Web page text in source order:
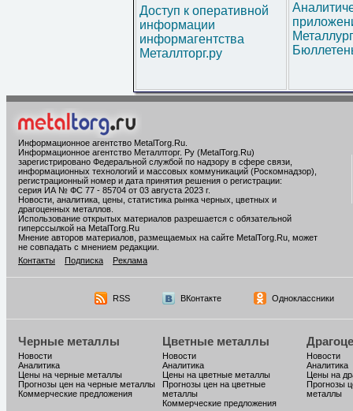
Доступ к оперативной
информации
информагентства
Металлторг.ру
Информационное агентство MetalTorg.Ru
Информационное агентство Металлторг. Ру (MetalTorg.Ru)
зарегистрировано Федеральной службой по надзору в сфере связи,
информационных технологий и массовых коммуникаций (Роскомнадзор),
регистрационный номер и дата принятия решения о регистрации:
серия ИА № ФС 77 - 85704 от 03 августа 2023 г.
Новости, аналитика, цены, статистика рынка черных, цветных и
драгоценных металлов.
Использование открытых материалов разрешается с обязательной
гиперссылкой на MetalTorg.Ru
Мнение авторов материалов, размещаемых на сайте MetalTorg.Ru, может
не совпадать с мнением редакции.
Контакты
Подписка Реклама
RSS ВКонтакте Одноклассники
Черные металлы
Новости
Аналитика
Цены на черные металлы
Прогнозы цен на черные металлы
Коммерческие предложения
Цветные металлы
Новости
Аналитика
Цены на цветные металлы
Прогнозы цен на цветные
металлы
Коммерческие предложения
Новости
Аналитика
Цены на
Прогнозы
металлы